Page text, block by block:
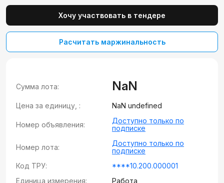
Хочу участвовать в тендере
Расчитать маржинальность
Сумма лота: NaN
Цена за единицу, : NaN undefined
Номер объявления:
Доступно только по
подписке
Номер лота:
Доступно только по
подписке
Код ТРУ:
****10.200.000001
Единица измерения:
Работа